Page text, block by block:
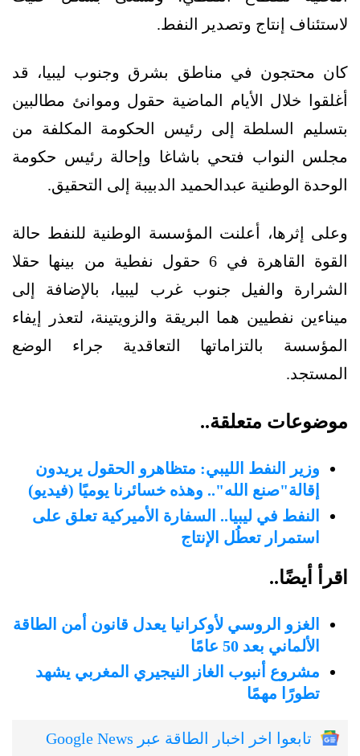
لاستئناف إنتاج وتصدير النفط.
كان محتجون في مناطق بشرق وجنوب ليبيا، قد
أغلقوا خلال الأيام الماضية حقول وموانئ مطالبين
بتسليم السلطة إلى رئيس الحكومة المكلفة من
مجلس النواب فتحي باشاغا وإحالة رئيس حكومة
الوحدة الوطنية عبدالحميد الدبيبة إلى التحقيق.
وعلى إثرها، أعلنت المؤسسة الوطنية للنفط حالة
القوة القاهرة في 6 حقول نفطية من بينها حقلا
الشرارة والفيل جنوب غرب ليبيا، بالإضافة إلى
ميناءين نفطيين هما البريقة والزويتينة، لتعذر إيفاء
المؤسسة بالتزاماتها التعاقدية جراء الوضع
المستجد.
موضوعات متعلقة..
وزير النفط الليبي: متظاهرو الحقول يريدون
إقالة"صنع الله".. وهذه خسائرنا يوميًا (فيديو)
النفط في ليبيا.. السفارة الأميركية تعلق على
استمرار تعطُل الإنتاج
اقرأ أيضًا..
الغزو الروسي لأوكرانيا يعدل قانون أمن الطاقة
الألماني بعد 50 عامًا
مشروع أنبوب الغاز النيجيري المغربي يشهد
تطورًا مهمًا
تابعوا اخر اخبار الطاقة عبر Google News